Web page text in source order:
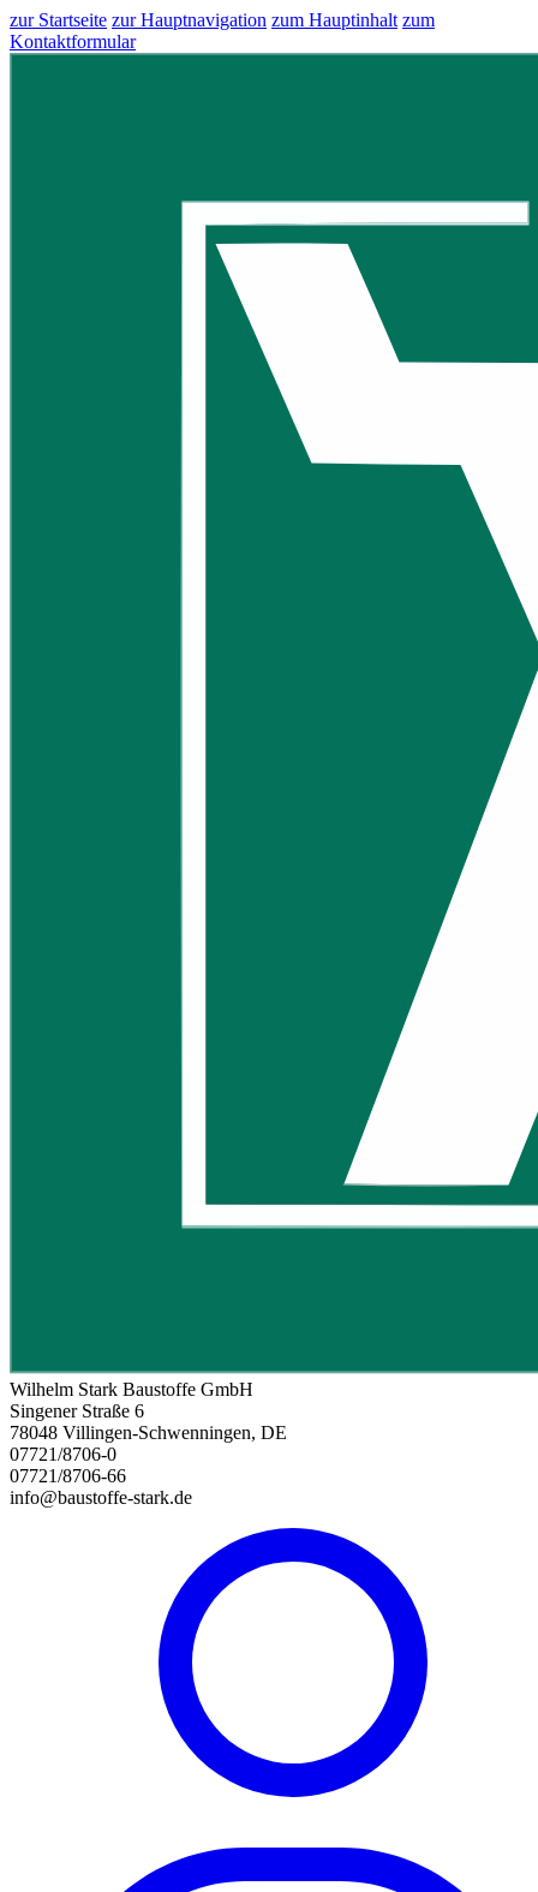
zur Startseite zur Hauptnavigation zum Hauptinhalt zum
Kontaktformular
Wilhelm Stark Baustoffe GmbH
Singener Straße 6
78048 Villingen-Schwenningen, DE
07721/8706-0
07721/8706-66
info@baustoffe-stark.de